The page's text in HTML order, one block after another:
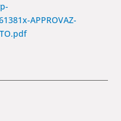
APPROVAZ-